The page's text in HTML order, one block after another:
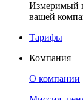
Измеримый
вашей
Тарифы
Компания
О компании